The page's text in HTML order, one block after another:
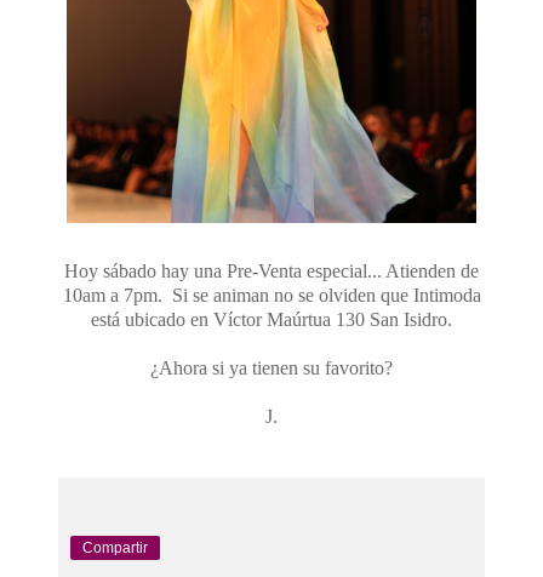
Hoy sábado hay una Pre-Venta especial... Atienden de
10am a 7pm. Si se animan no se olviden que Intimoda
está ubicado en Víctor Maúrtua 130 San Isidro.
¿Ahora si ya tienen su favorito?
J.
Compartir